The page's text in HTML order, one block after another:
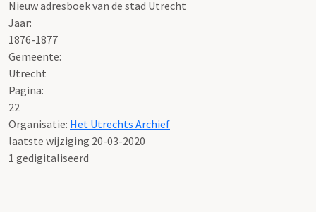
Nieuw adresboek van de stad Utrecht
Jaar:
1876-1877
Gemeente:
Utrecht
Pagina:
22
Organisatie: Het Utrechts Archief
laatste wijziging 20-03-2020
1 gedigitaliseerd